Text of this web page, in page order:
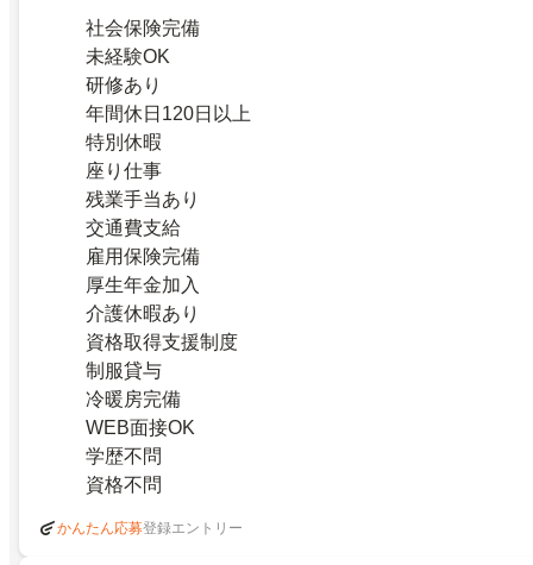
社会保険完備
未経験OK
研修あり
年間休日120日以上
特別休暇
座り仕事
残業手当あり
交通費支給
雇用保険完備
厚生年金加入
介護休暇あり
資格取得支援制度
制服貸与
冷暖房完備
WEB面接OK
学歴不問
資格不問
かんたん応募登録エントリー